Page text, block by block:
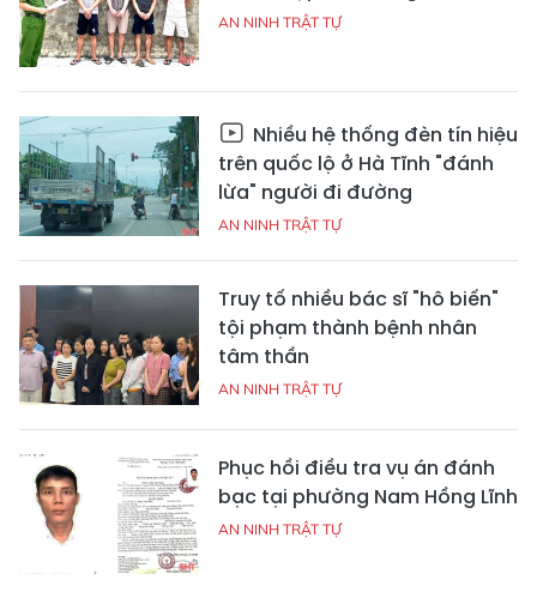
AN NINH TRẬT TỰ
Nhiều hệ thống đèn tín hiệu
trên quốc lộ ở Hà Tĩnh "đánh
lừa" người đi đường
AN NINH TRẬT TỰ
Truy tố nhiều bác sĩ "hô biến"
tội phạm thành bệnh nhân
tâm thần
AN NINH TRẬT TỰ
Phục hồi điều tra vụ án đánh
bạc tại phường Nam Hồng Lĩnh
AN NINH TRẬT TỰ